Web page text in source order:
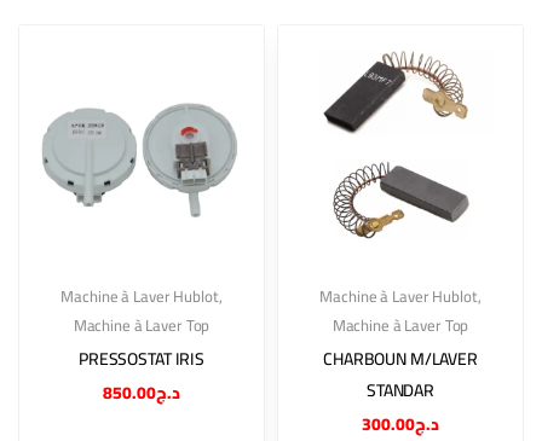
Machine à Laver Hublot,
Machine à Laver Top
PRESSOSTAT IRIS
د.ج850.00
Machine à Laver Hublot,
Machine à Laver Top
CHARBOUN M/LAVER
STANDAR
د.ج300.00